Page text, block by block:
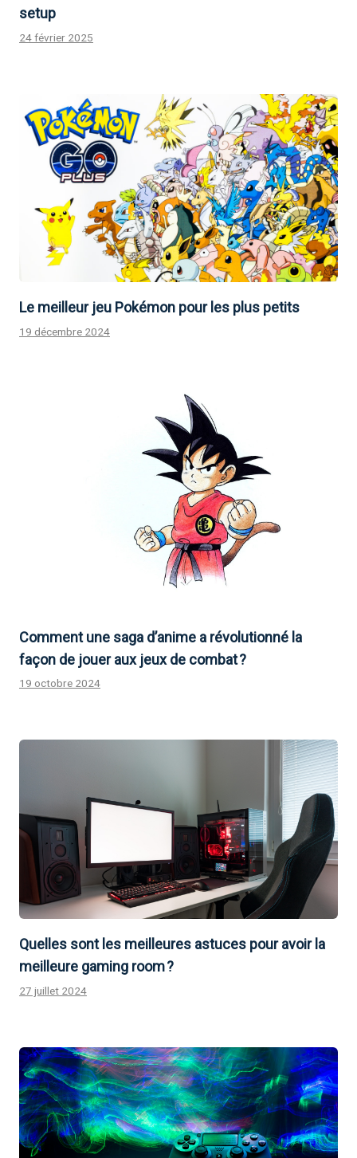
setup
24 février 2025
Le meilleur jeu Pokémon pour les plus petits
19 décembre 2024
Comment une saga d’anime a révolutionné la
façon de jouer aux jeux de combat ?
19 octobre 2024
Quelles sont les meilleures astuces pour avoir la
meilleure gaming room ?
27 juillet 2024